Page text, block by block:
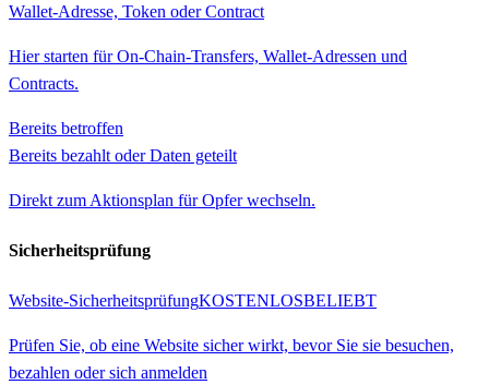
Wallet-Adresse, Token oder Contract
Hier starten für On-Chain-Transfers, Wallet-Adressen und
Contracts.
Bereits betroffen
Bereits bezahlt oder Daten geteilt
Direkt zum Aktionsplan für Opfer wechseln.
Sicherheitsprüfung
Website-SicherheitsprüfungKOSTENLOSBELIEBT
Prüfen Sie, ob eine Website sicher wirkt, bevor Sie sie besuchen,
bezahlen oder sich anmelden